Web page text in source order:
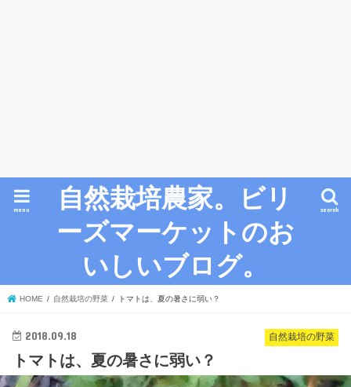
自然栽培農家。ビリ
ーズマーケットのお
いしいブログ。
search
menu
HOME 自然栽培の野菜 トマトは、夏の暑さに弱い？
自然栽培の野菜
2018.09.18
トマトは、夏の暑さに弱い？